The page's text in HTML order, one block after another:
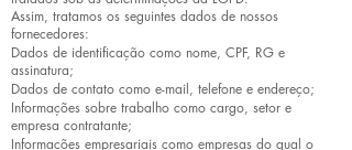
Assim, tratamos os seguintes dados de nossos
fornecedores:
Dados de identificação como nome, CPF, RG e
assinatura;
Dados de contato como e-mail, telefone e endereço;
Informações sobre trabalho como cargo, setor e
empresa contratante;
Informações empresariais como empresas do qual o